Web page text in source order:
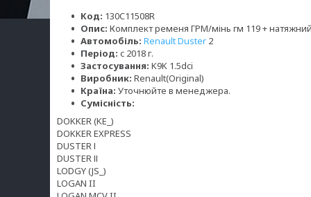
Код: 130C11508R
Опис: Комплект ременя ГРМ/мінь гм 119 +
Автомобіль: Renault Duster 2
Період: c 2018 г.
Застосування: K9K 1.5dci
Виробник: Renault(Original)
Країна: Уточнюйте в менеджера.
Сумісність:
DOKKER (KE_)
DOKKER EXPRESS
DUSTER І
DUSTER ІІ
LODGY (JS_)
LOGAN II